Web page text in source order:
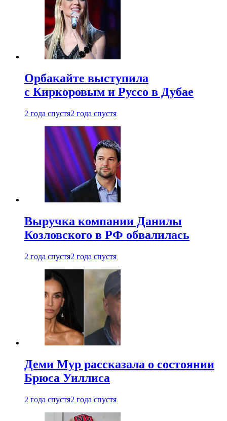
Орбакайте выступила
с Киркоровым и Руссо в Дубае
2 года спустя2 года спустя
Выручка компании Данилы
Козловского в РФ обвалилась
2 года спустя2 года спустя
Деми Мур рассказала о состоянии
Брюса Уиллиса
2 года спустя2 года спустя